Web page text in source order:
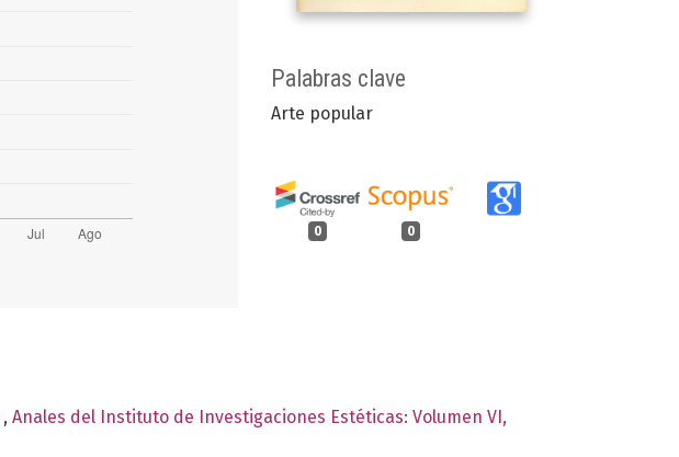
Palabras clave
Arte popular
0 0
, Anales del Instituto de Investigaciones Estéticas: Volumen VI,